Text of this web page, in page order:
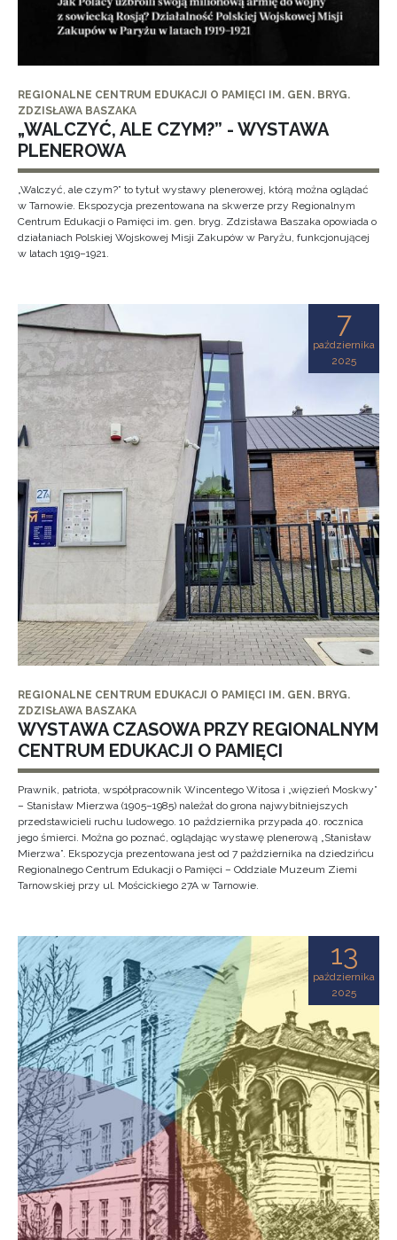
REGIONALNE CENTRUM EDUKACJI O PAMIĘCI IM. GEN. BRYG.
ZDZISŁAWA BASZAKA
„WALCZYĆ, ALE CZYM?” - WYSTAWA
PLENEROWA
„Walczyć, ale czym?” to tytuł wystawy plenerowej, którą można oglądać
w Tarnowie. Ekspozycja prezentowana na skwerze przy Regionalnym
Centrum Edukacji o Pamięci im. gen. bryg. Zdzisława Baszaka opowiada o
działaniach Polskiej Wojskowej Misji Zakupów w Paryżu, funkcjonującej
w latach 1919–1921.
7
października
2025
REGIONALNE CENTRUM EDUKACJI O PAMIĘCI IM. GEN. BRYG.
ZDZISŁAWA BASZAKA
WYSTAWA CZASOWA PRZY REGIONALNYM
CENTRUM EDUKACJI O PAMIĘCI
Prawnik, patriota, współpracownik Wincentego Witosa i „więzień Moskwy”
– Stanisław Mierzwa (1905–1985) należał do grona najwybitniejszych
przedstawicieli ruchu ludowego. 10 października przypada 40. rocznica
jego śmierci. Można go poznać, oglądając wystawę plenerową „Stanisław
Mierzwa”. Ekspozycja prezentowana jest od 7 października na dziedzińcu
Regionalnego Centrum Edukacji o Pamięci – Oddziale Muzeum Ziemi
Tarnowskiej przy ul. Mościckiego 27A w Tarnowie.
13
października
2025